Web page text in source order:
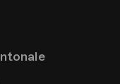
- Salle 823